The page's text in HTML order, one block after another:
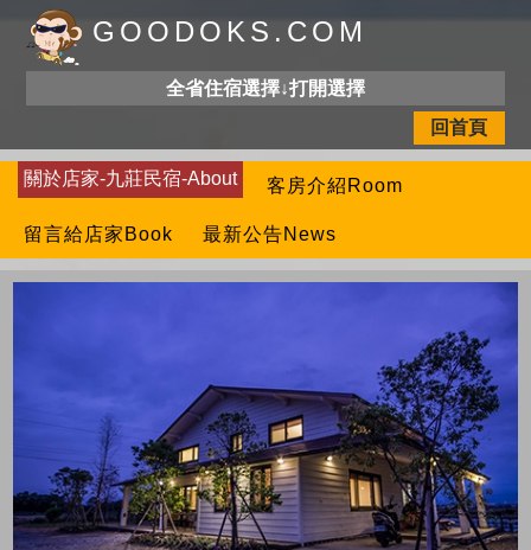
GOODOKS.COM
全省住宿選擇↓打開選擇
回首頁
關於店家-九莊民宿-About 客房介紹Room
留言給店家Book 最新公告News